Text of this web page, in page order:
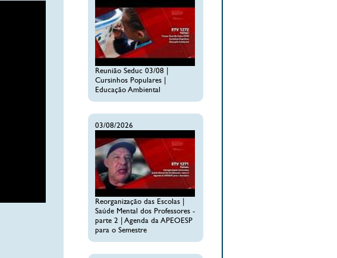
Reunião Seduc 03/08 |
Cursinhos Populares |
Educação Ambiental
03/08/2026
Reorganização das Escolas |
Saúde Mental dos Professores -
parte 2 | Agenda da APEOESP
para o Semestre